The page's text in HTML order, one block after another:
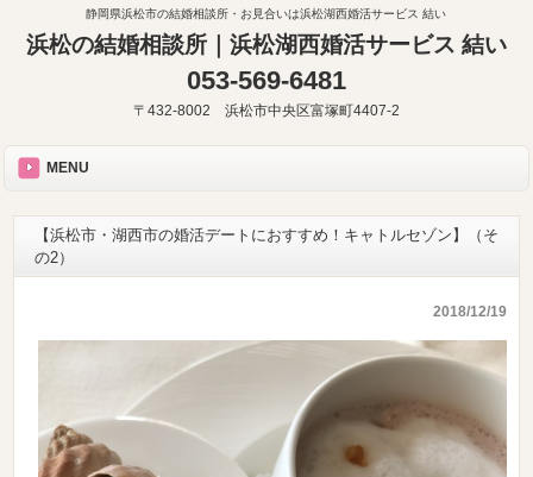
静岡県浜松市の結婚相談所・お見合いは浜松湖西婚活サービス 結い
浜松の結婚相談所｜浜松湖西婚活サービス 結い
053-569-6481
〒432-8002 浜松市中央区富塚町4407-2
MENU
【浜松市・湖西市の婚活デートにおすすめ！キャトルセゾン】（そ
の2）
2018/12/19